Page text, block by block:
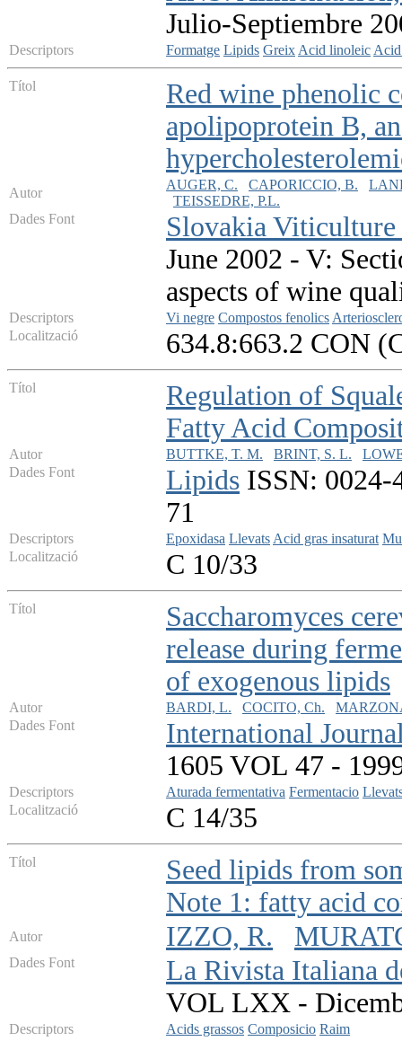
Julio-Septiembre
Descriptors Formatge Lipids GreixAcid linoleicAcid
Títol
Red wine phenolic
apolipoprotein B,
Autor
AUGER, C. CAPORICCIO, B.
TEISSEDRE, P.L.
Dades Font
Slovakia Viticulture
June 2002 - V:
aspects of wine
Descriptors Vi negre Compostos fenolics
Localització
634.8:663.2 CON
Títol
Regulation of
Fatty Acid
Autor BUTTKE, T. M. BRINT, S. L.
Dades Font
Lipids ISSN: 0024-
71
Descriptors Epoxidasa LlevatsAcid gras insaturat
Localització
C 10/33
Títol
Saccharomyces
release during
of exogenous lipids
Autor BARDI, L. COCITO, Ch.
Dades Font
International
1605 VOL 47 -
Descriptors Aturada fermentativa Fermentacio
Localització
C 14/35
Títol
Seed lipids from
Note 1: fatty acid
Autor IZZO, R.
Dades Font
La Rivista Italiana
VOL LXX -
Descriptors Acids grassos Composicio Raim